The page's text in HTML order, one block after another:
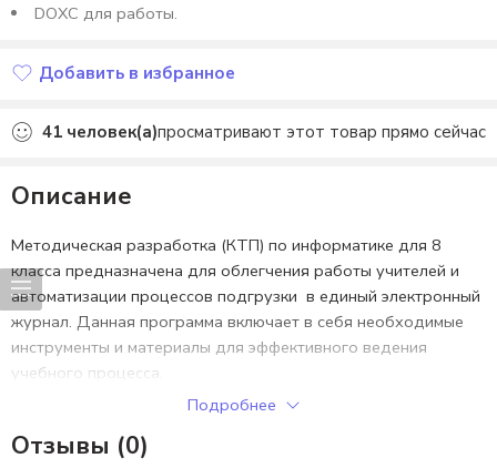
DOXC для работы.
Добавить в избранное
41 человек(а)просматривают этот товар прямо сейчас
Описание
Методическая разработка (КТП) по информатике для 8
класса предназначена для облегчения работы учителей и
автоматизации процессов подгрузки в единый электронный
журнал. Данная программа включает в себя необходимые
инструменты и материалы для эффективного ведения
учебного процесса.
Подробнее
Отзывы (0)